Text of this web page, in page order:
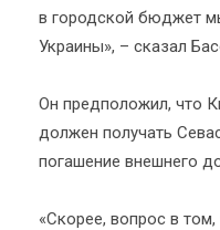
в городской бюджет
Украины», – сказал
Он предположил, что
должен получать
погашение внешнего
«Скорее, вопрос в